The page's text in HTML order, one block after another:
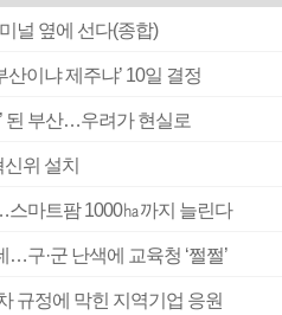
널 옆에 선다(종합)
산이냐 제주냐’ 10일 결정
된 부산…우려가 현실로
위 설치
스마트팜 1000㏊까지 늘린다
구·군 난색에 교육청 ‘쩔쩔’
규정에 막힌 지역기업 응원